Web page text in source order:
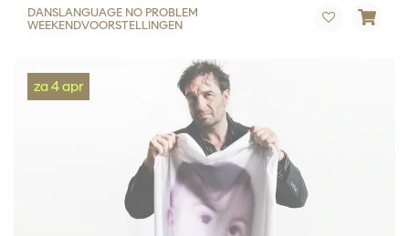
DANSLANGUAGE NO PROBLEM
WEEKENDVOORSTELLINGEN
za 4 apr